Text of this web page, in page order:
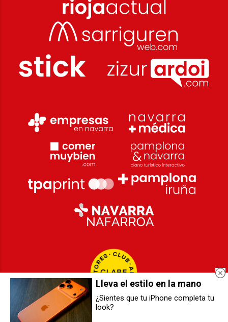
Aierdi traslada al Consejo de las
CCAA exigencias para
salvaguardar la producción local
El PSN-PSOE condena las
Lleva el estilo en la mano
¿Sientes que tu iPhone completa tu
look?